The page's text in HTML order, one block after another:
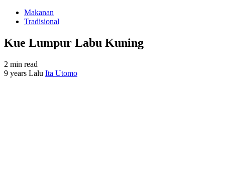
Makanan
Tradisional
Kue Lumpur Labu Kuning
2 min read
9 years Lalu Ita Utomo